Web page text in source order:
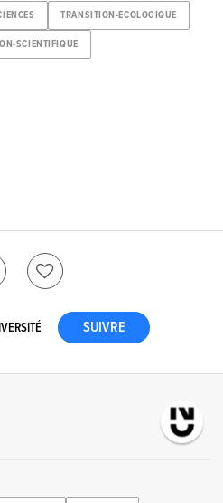
TRANSITION-ECOLOGIQUE
SCIENTIFIQUE